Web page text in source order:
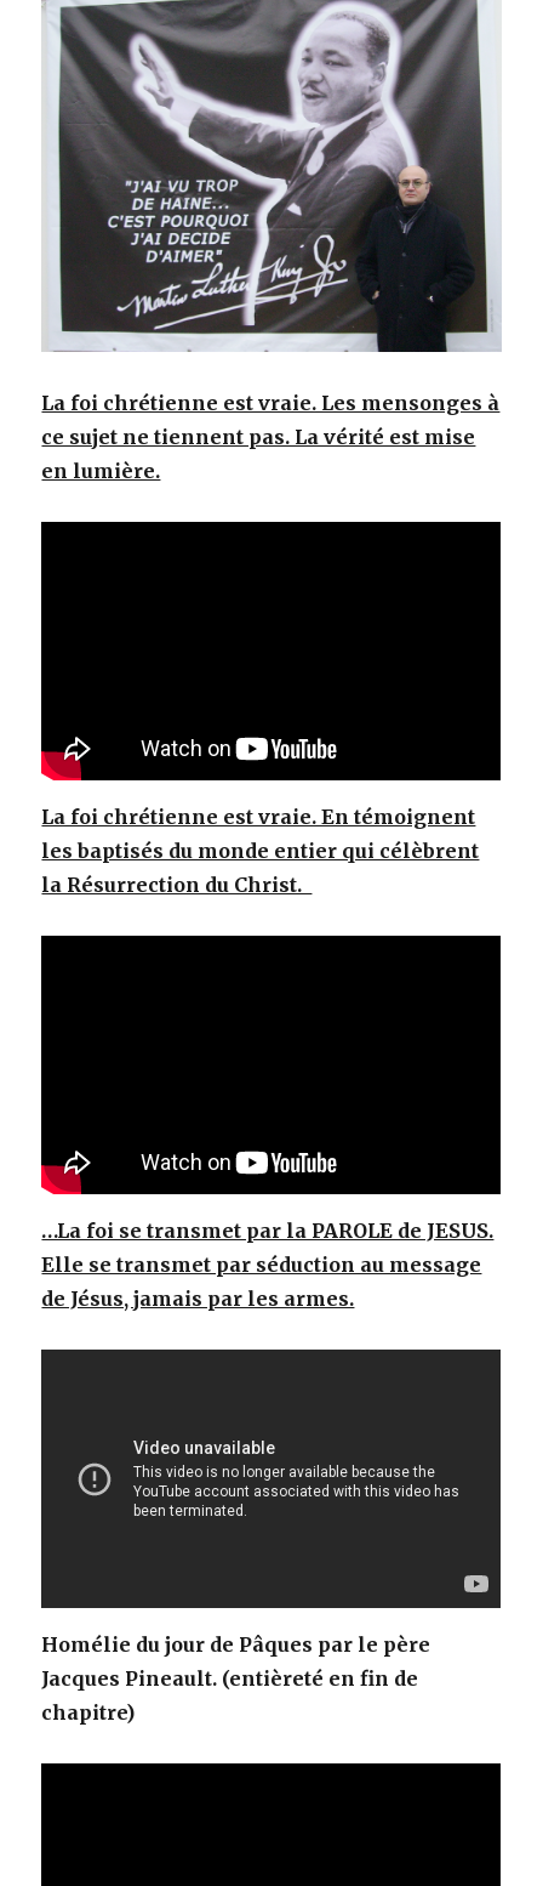
La foi chrétienne est vraie. Les mensonges à
ce sujet ne tiennent pas. La vérité est mise
en lumière.
La foi chrétienne est vraie. En témoignent
les baptisés du monde entier qui célèbrent
la Résurrection du Christ.
…La foi se transmet par la PAROLE de JESUS.
Elle se transmet par séduction au message
de Jésus, jamais par les armes.
Homélie du jour de Pâques par le père
Jacques Pineault. (entièreté en fin de
chapitre)